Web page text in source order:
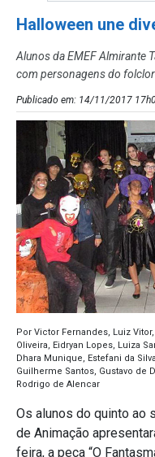
Halloween une
Alunos da EMEF Almirante
com personagens do
Publicado em: 14/11/2017
Por Victor Fernandes, Luiz
Oliveira, Eidryan Lopes, Luiza
Dhara Munique, Estefani da
Guilherme Santos, Gustavo de
Rodrigo de Alencar
Os alunos do quinto ao
de Animação
feira, a peça “O